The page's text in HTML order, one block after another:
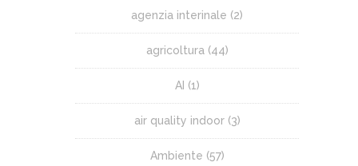
agenzia interinale (2)
agricoltura (44)
AI (1)
air quality indoor(3)
Ambiente (57)